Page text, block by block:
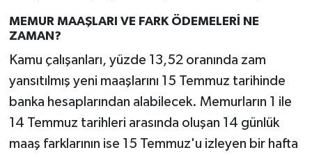
MEMUR MAAŞLARI VE FARK ÖDEMELERİ NE
ZAMAN?
Kamu çalışanları, yüzde 13,52 oranında zam
yansıtılmış yeni maaşlarını 15 Temmuz tarihinde
banka hesaplarından alabilecek. Memurların 1 ile
14 Temmuz tarihleri arasında oluşan 14 günlük
maaş farklarının ise 15 Temmuz'u izleyen bir hafta